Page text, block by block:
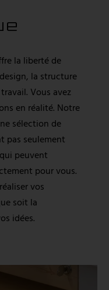
la liberté de
la structure
Vous avez
en réalité. Notre
sélection de
pas seulement
peuvent
pour vous.
vos
soit la
idées.